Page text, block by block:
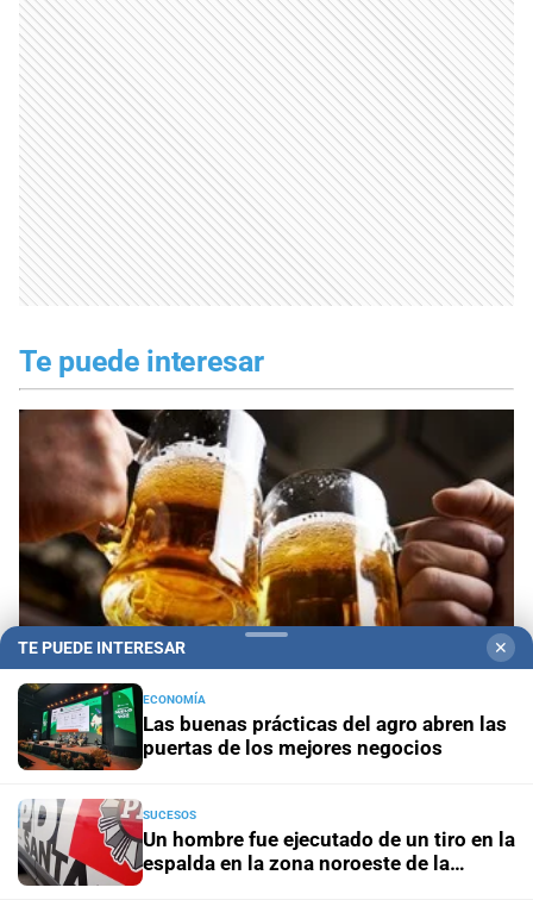
Te puede interesar
Día Internacional de la Cerveza: por qué se
de la festividad
TE PUEDE INTERESAR ✕
ECONOMÍA
Las buenas prácticas del agro abren las
puertas de los mejores negocios
SUCESOS
Un hombre fue ejecutado de un tiro en la
espalda en la zona noroeste de la